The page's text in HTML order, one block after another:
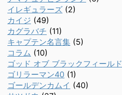
イレギュラーズ (2)
カイジ (49)
カグラバチ (11)
キャプテン名言集 (5)
コラム (10)
ゴッド オブ ブラックフィールド
ゴリラーマン40 (1)
ゴールデンカムイ (40)